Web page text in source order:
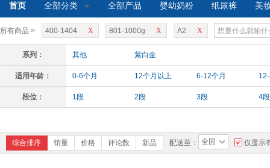
首页 全部分类 全部产品 婴幼奶粉 纸尿裤 美
所有商品 > X
400-1404 X
801-1000g X
A2
系列： 其他 紫白金
适用年龄： 0-6个月 12个月以上 6-12个月
段位： 1段 2段 3段 4段
综合排序 销量 价格 评论数 新品 配送至： 全国 仅显示